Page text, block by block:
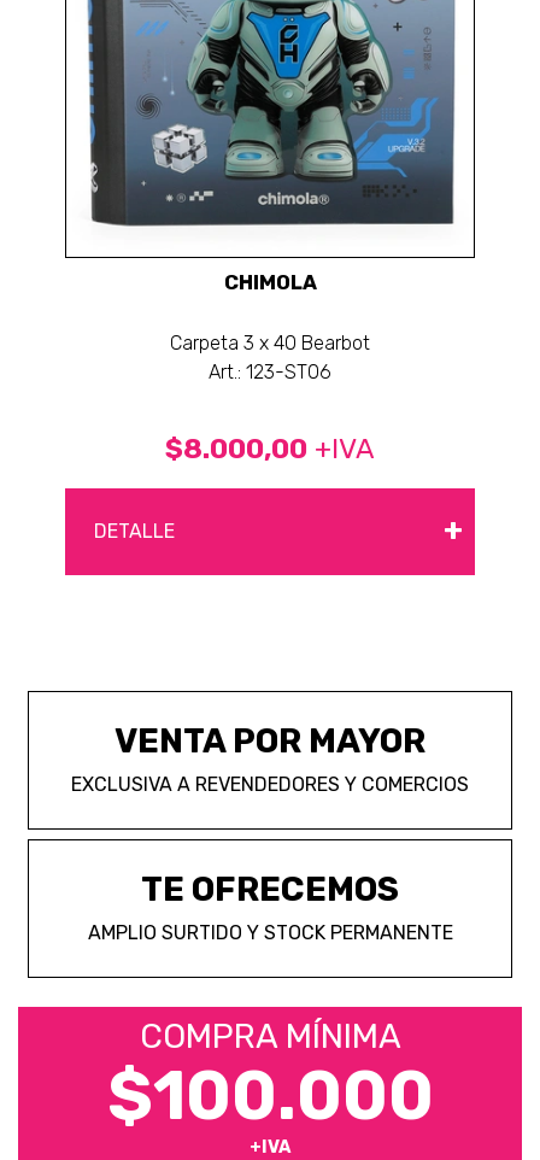
CHIMOLA
Carpeta 3 x 40 Bearbot
Art.: 123-ST06
$8.000,00 +IVA
DETALLE +
VENTA POR MAYOR
EXCLUSIVA A REVENDEDORES Y COMERCIOS
TE OFRECEMOS
AMPLIO SURTIDO Y STOCK PERMANENTE
COMPRA MÍNIMA
$100.000
+IVA